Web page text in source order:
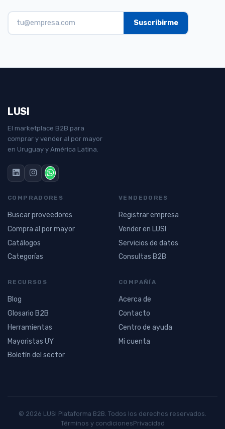
LUSI
El marketplace B2B para
comprar y vender al por mayor
en Uruguay y América Latina.
COMPRADORES
Buscar proveedores
Compra al por mayor
Catálogos
Categorías
VENDEDORES
Registrar empresa
Vender en LUSI
Servicios de datos
Consultas B2B
RECURSOS
Blog
Glosario B2B
Herramientas
Mayoristas UY
Boletín del sector
COMPAÑÍA
Acerca de
Contacto
Centro de ayuda
Mi cuenta
© 2026 LUSI Plataforma B2B. Todos los derechos reservados.
Términos y condicionesPrivacidad